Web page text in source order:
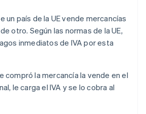
un país de la UE vende mercancías
otro. Según las normas de la UE,
inmediatos de IVA por esta
compró la mercancía la vende en el
le carga el IVA y se lo cobra al